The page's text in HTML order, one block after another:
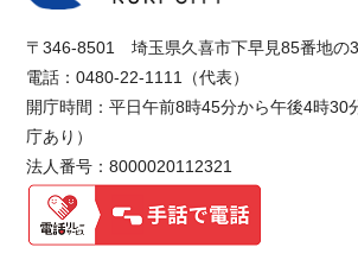
〒346-8501 埼玉県久喜市下早見85番地の3
電話：0480-22-1111（代表）
開庁時間：平日午前8時45分から午後4時30
庁あり）
法人番号：8000020112321